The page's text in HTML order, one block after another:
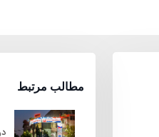
مطالب مرتبط